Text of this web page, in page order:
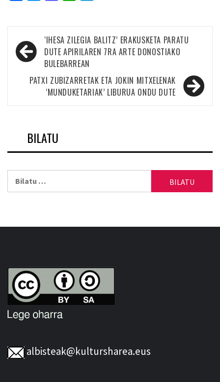
Bidalketetan
zehar
nabigatu
‘IHESA ZILEGIA BALITZ’ ERAKUSKETA PARATU
DUTE APIRILAREN 7RA ARTE DONOSTIAKO
BULEBARREAN
PATXI ZUBIZARRETAK ETA JOKIN MITXELENAK
‘MUNDUKETARIAK’ LIBURUA ONDU DUTE
BILATU
albisteak@kultursharea.eus